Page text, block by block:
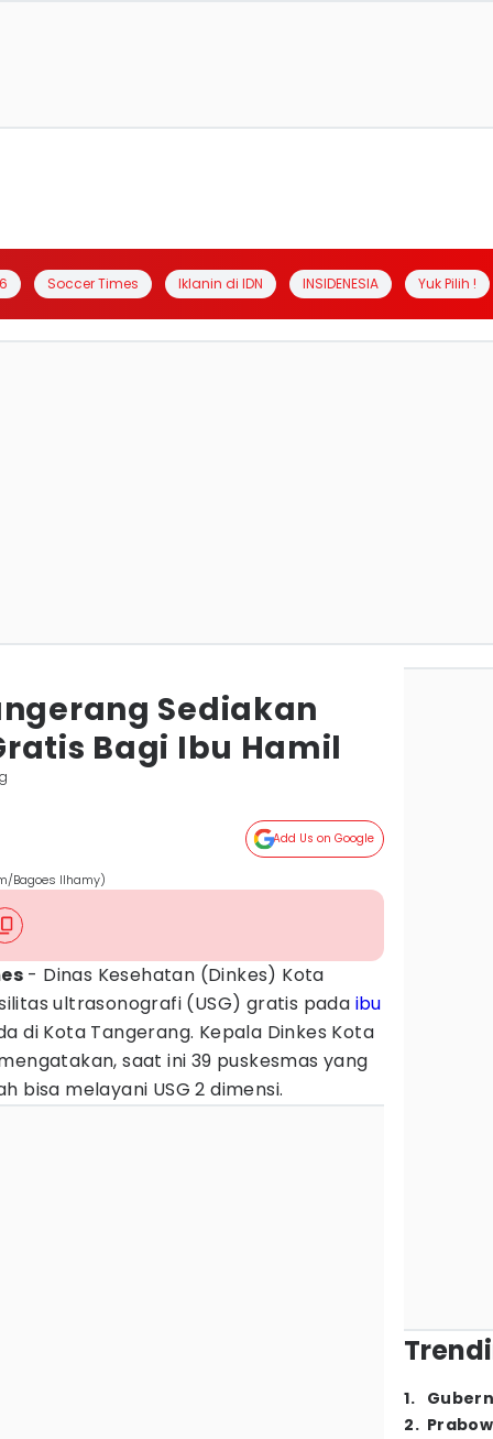
Soccer Times Iklanin di IDN INSIDENESIA Yuk Pilih !
Sediakan
Bagi Ibu Hamil
Add Us on Google
Bagoes Ilhamy)
- Dinas Kesehatan (Dinkes) Kota
ultrasonografi (USG) gratis pada ibu
di Kota Tangerang. Kepala Dinkes Kota
saat ini 39 puskesmas yang
bisa melayani USG 2 dimensi.
1.
2.